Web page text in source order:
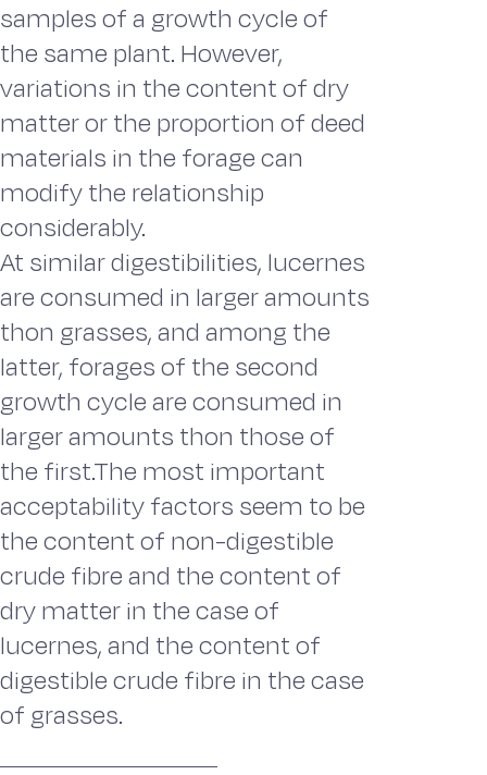
samples of a growth cycle of
the same plant. However,
variations in the content of dry
matter or the proportion of deed
materials in the forage can
modify the relationship
considerably.
At similar digestibilities, lucernes
are consumed in larger amounts
thon grasses, and among the
latter, forages of the second
growth cycle are consumed in
larger amounts thon those of
the first.The most important
acceptability factors seem to be
the content of non-digestible
crude fibre and the content of
dry matter in the case of
lucernes, and the content of
digestible crude fibre in the case
of grasses.